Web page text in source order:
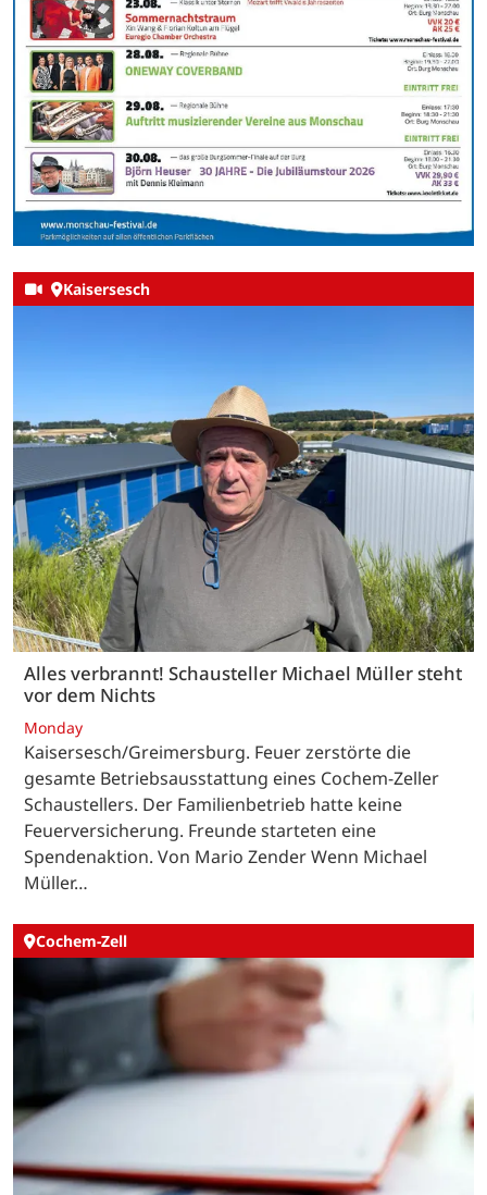
Kaisersesch
Alles verbrannt! Schausteller Michael Müller steht
vor dem Nichts
Monday
Kaisersesch/Greimersburg. Feuer zerstörte die
gesamte Betriebsausstattung eines Cochem-Zeller
Schaustellers. Der Familienbetrieb hatte keine
Feuerversicherung. Freunde starteten eine
Spendenaktion. Von Mario Zender Wenn Michael
Müller…
Cochem-Zell